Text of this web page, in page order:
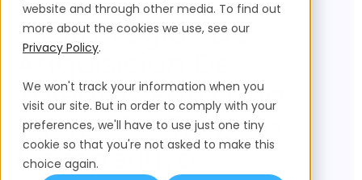
website and through other media. To find out
more about the cookies we use, see our
Privacy Policy.
We won't track your information when you
visit our site. But in order to comply with your
preferences, we'll have to use just one tiny
cookie so that you're not asked to make this
choice again.
7 Estrategias De
Adquisición De
Talentos Para Una
Fuerza De Trabajo
Competitiva